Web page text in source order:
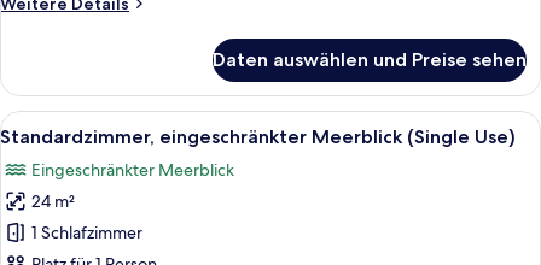
Gartenblick
(Single
Use)
Daten auswählen und Preise sehen
Alle
Fotos
für
Standardzimmer,
eingeschränkter
Ein modernes Hotelzimmer mit
6
Standardzimmer, eingeschränkter Meerblick (Single Use)
Eingeschränkter Meerblick
24 m²
1 Schlafzimmer